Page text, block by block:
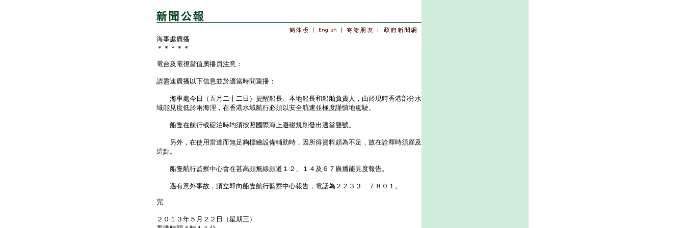
海事處廣播
＊＊＊＊＊
電台及電視當值廣播員注意：
請盡速廣播以下信息並於適當時間重播：
海事處今日（五月二十二日）提醒船長、本地船長和船舶負責人，由於現時香港部分水
域能見度低於兩海浬，在香港水域航行必須以安全航速並極度謹慎地駕駛。
船隻在航行或碇泊時均須按照國際海上避碰規則發出適當聲號。
另外，在使用雷達而無足夠標繪設備輔助時，因所得資料頗為不足，故在詮釋時須顧及
這點。
船隻航行監察中心會在甚高頻無線頻道１２、１４及６７廣播能見度報告。
遇有意外事故，須立即向船隻航行監察中心報告，電話為２２３３ ７８０１。
完
２０１３年５月２２日（星期三）